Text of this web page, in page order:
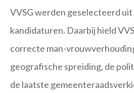
VVSG werden geselecteerd
kandidaturen. Daarbij hield
correcte man-
geografische spreiding, de
de laatste